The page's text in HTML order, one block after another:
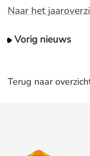
Naar het
Vorig nieuws
Terug naar